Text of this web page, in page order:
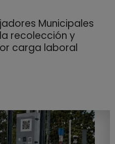
Municipales
recolección y
carga laboral